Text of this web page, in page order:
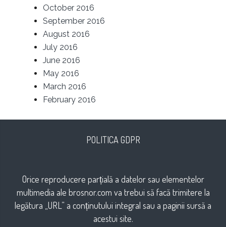
October 2016
September 2016
August 2016
July 2016
June 2016
May 2016
March 2016
February 2016
POLITICA GDPR
Orice reproducere parțială a datelor sau elementelor
multimedia ale brosnor.com va trebui să facă trimitere la
legătura „URL” a conținutului integral sau a paginii sursă a
acestui site.